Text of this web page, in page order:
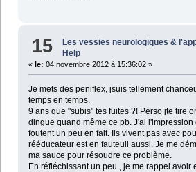
15 Les vessies neurologiques &
Help
« le: 04 novembre 2012 à 15:36:02 »
Je mets des peniflex, jsuis tellement
temps en temps.
9 ans que "subis" tes fuites ?! Perso jte tire
dingue quand même ce pb. J'ai l'impression
foutent un peu en fait. Ils vivent pas avec
rééducateur est en fauteuil aussi. Je me
ma sauce pour résoudre ce problème.
En réfléchissant un peu , je me rappel avoir